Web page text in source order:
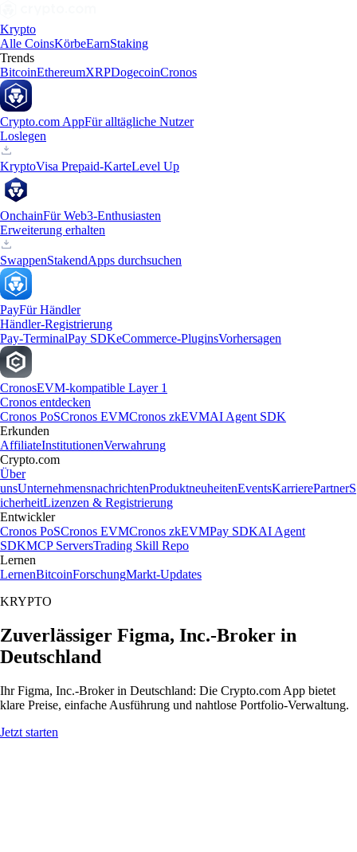
Krypto
Alle CoinsKörbeEarnStaking
Trends
BitcoinEthereumXRPDogecoinCronos
Crypto.com AppFür alltägliche Nutzer
Loslegen
KryptoVisa Prepaid-KarteLevel Up
OnchainFür Web3-Enthusiasten
Erweiterung erhalten
SwappenStakendApps durchsuchen
PayFür Händler
Händler-Registrierung
Pay-TerminalPay SDKeCommerce-PluginsVorhersagen
CronosEVM-kompatible Layer 1
Cronos entdecken
Cronos PoSCronos EVMCronos zkEVMAI Agent SDK
Erkunden
AffiliateInstitutionenVerwahrung
Crypto.com
Über
unsUnternehmensnachrichtenProduktneuheitenEventsKarrierePartnerS
icherheitLizenzen & Registrierung
Entwickler
Cronos PoSCronos EVMCronos zkEVMPay SDKAI Agent
SDKMCP ServersTrading Skill Repo
Lernen
LernenBitcoinForschungMarkt-Updates
KRYPTO
Zuverlässiger Figma, Inc.-Broker in
Deutschland
Ihr Figma, Inc.-Broker in Deutschland: Die Crypto.com App bietet
klare Preise, einfache Ausführung und nahtlose Portfolio-Verwaltung.
Jetzt starten